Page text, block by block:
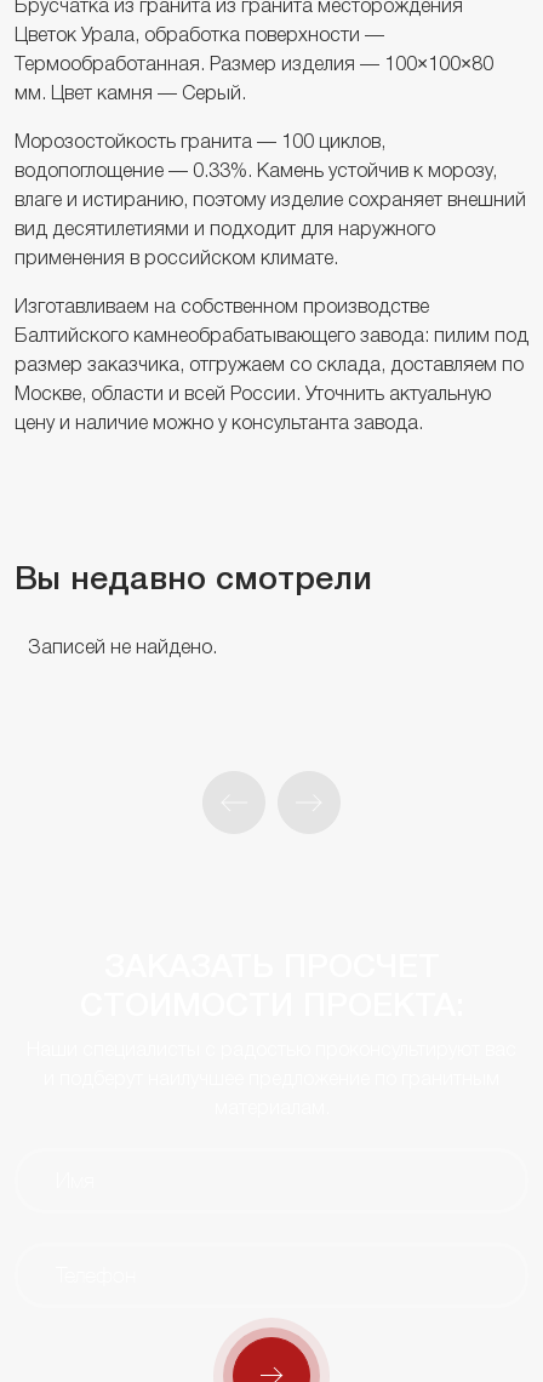
Брусчатка из гранита из гранита месторождения
Цветок Урала, обработка поверхности —
Термообработанная. Размер изделия — 100×100×80
мм. Цвет камня — Серый.
Морозостойкость гранита — 100 циклов,
водопоглощение — 0.33%. Камень устойчив к морозу,
влаге и истиранию, поэтому изделие сохраняет внешний
вид десятилетиями и подходит для наружного
применения в российском климате.
Изготавливаем на собственном производстве
Балтийского камнеобрабатывающего завода: пилим под
размер заказчика, отгружаем со склада, доставляем по
Москве, области и всей России. Уточнить актуальную
цену и наличие можно у консультанта завода.
Вы недавно смотрели
Записей не найдено.